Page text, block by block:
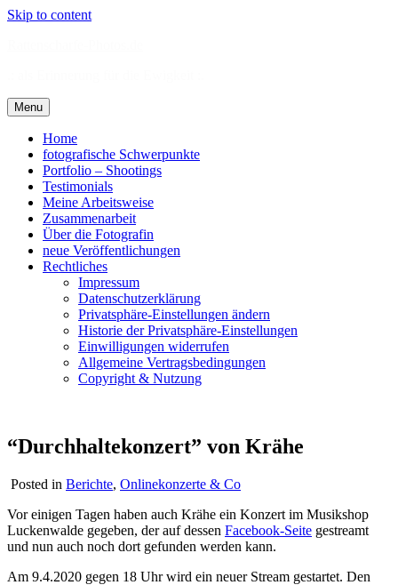
Skip to content
Menu
Home
fotografische Schwerpunkte
Portfolio – Shootings
Testimonials
Meine Arbeitsweise
Zusammenarbeit
Über die Fotografin
neue Veröffentlichungen
Rechtliches
Impressum
Datenschutzerklärung
Privatsphäre-Einstellungen ändern
Historie der Privatsphäre-Einstellungen
Einwilligungen widerrufen
Allgemeine Vertragsbedingungen
Copyright & Nutzung
“Durchhaltekonzert” von Krähe
Posted in Berichte, Onlinekonzerte & Co
Vor einigen Tagen haben auch Krähe ein Konzert im Musikshop
Luckenwalde gegeben, der auf dessen Facebook-Seite gestreamt
und nun auch noch dort gefunden werden kann.
Am 9.4.2020 gegen 18 Uhr wird ein neuer Stream gestartet. Den